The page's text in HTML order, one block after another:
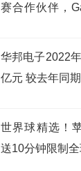
赛合作伙伴，
华邦电子2022
亿元 较去年同
世界球精选！
送10分钟限制